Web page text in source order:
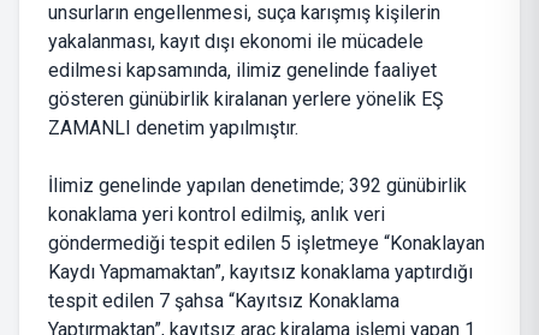
unsurların engellenmesi, suça karışmış kişilerin
yakalanması, kayıt dışı ekonomi ile mücadele
edilmesi kapsamında, ilimiz genelinde faaliyet
gösteren günübirlik kiralanan yerlere yönelik EŞ
ZAMANLI denetim yapılmıştır.
İlimiz genelinde yapılan denetimde; 392 günübirlik
konaklama yeri kontrol edilmiş, anlık veri
göndermediği tespit edilen 5 işletmeye “Konaklayan
Kaydı Yapmamaktan”, kayıtsız konaklama yaptırdığı
tespit edilen 7 şahsa “Kayıtsız Konaklama
Yaptırmaktan”, kayıtsız araç kiralama işlemi yapan 1